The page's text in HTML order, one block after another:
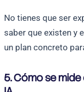
No tienes que ser
saber que existen y
un plan concreto
5. Cómo se mide